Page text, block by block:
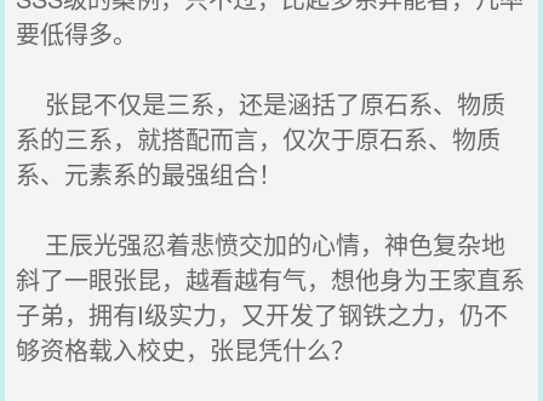
要低得多。
张昆不仅是三系，还是涵括了原石系、物质
系的三系，就搭配而言，仅次于原石系、物质
系、元素系的最强组合！
王辰光强忍着悲愤交加的心情，神色复杂地
斜了一眼张昆，越看越有气，想他身为王家直系
子弟，拥有I级实力，又开发了钢铁之力，仍不
够资格载入校史，张昆凭什么？